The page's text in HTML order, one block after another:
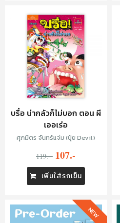
บรื๋อ น่ากลัวก็ไม่บอก ตอน ผี
เออเร่อ
ศุภมิตร จันทร์แจ่ม (ปุ๋ย Devil)
119.- 107.-
เพิ่มใส่รถเข็น
NEW